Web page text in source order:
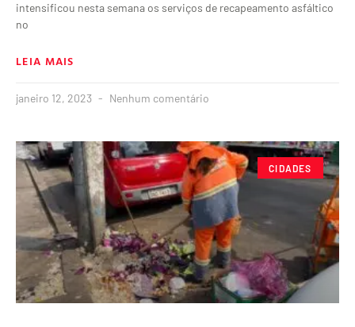
intensificou nesta semana os serviços de recapeamento asfáltico
no
LEIA MAIS
janeiro 12, 2023 Nenhum comentário
CIDADES